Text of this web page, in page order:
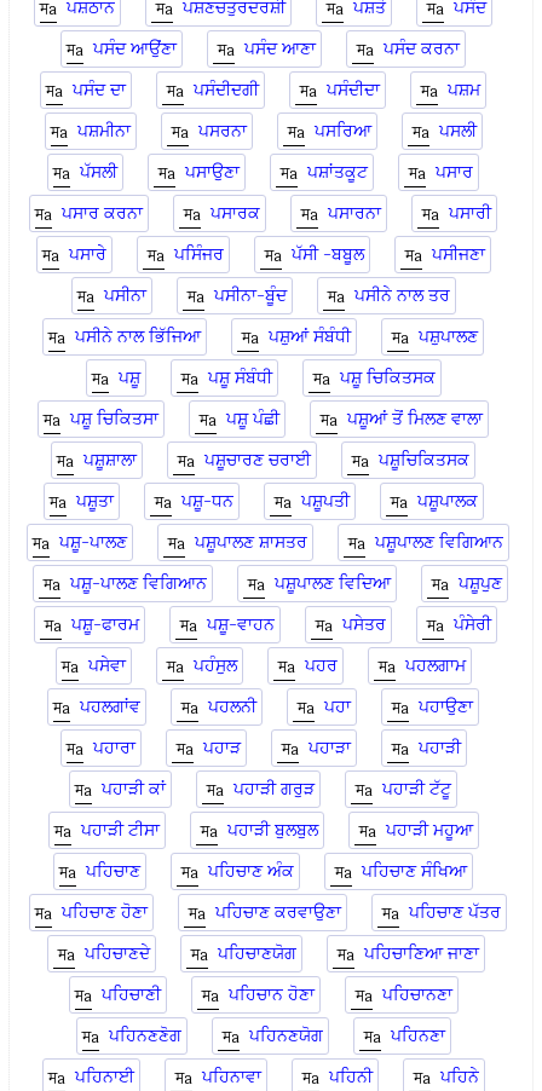
ਪਸ਼ਠਾਨ
ਪਸ਼ਣਚਤੁਰਦਰਸ਼ੀ ਪਸ਼ਤੋ
ਪਸੰਦ
ਪਸੰਦ ਆਉਂਣਾ
ਪਸੰਦ ਆਣਾ
ਪਸੰਦ ਕਰਨਾ
ਪਸੰਦ ਦਾ
ਪਸੰਦੀਦਗੀ ਪਸੰਦੀਦਾ
ਪਸ਼ਮ
ਪਸ਼ਮੀਨਾ
ਪਸਰਨਾ ਪਸਰਿਆ
ਪਸਲੀ
ਪੱਸਲੀ
ਪਸਾਉਣਾ ਪਸ਼ਾਂਤਕੂਟ
ਪਸਾਰ
ਪਸਾਰ ਕਰਨਾ
ਪਸਾਰਕ ਪਸਾਰਨਾ
ਪਸਾਰੀ
ਪਸਾਰੇ
ਪਸਿੰਜਰ ਪੱਸੀ -ਬਬੂਲ
ਪਸੀਜਣਾ
ਪਸੀਨਾ
ਪਸੀਨਾ-ਬੂੰਦ
ਪਸੀਨੇ ਨਾਲ ਤਰ
ਪਸੀਨੇ ਨਾਲ ਭਿੱਜਿਆ
ਪਸ਼ੁਆਂ ਸੰਬੰਧੀ
ਪਸ਼ੁਪਾਲਣ
ਪਸ਼ੂ
ਪਸ਼ੂ ਸੰਬੰਧੀ
ਪਸ਼ੂ ਚਿਕਿਤਸਕ
ਪਸ਼ੂ ਚਿਕਿਤਸਾ
ਪਸ਼ੂ ਪੰਛੀ
ਪਸ਼ੂਆਂ ਤੋਂ ਮਿਲਣ ਵਾਲਾ
ਪਸ਼ੂਸ਼ਾਲਾ
ਪਸ਼ੂਚਾਰਣ ਚਰਾਈ
ਪਸ਼ੂਚਿਕਿਤਸਕ
ਪਸ਼ੂਤਾ
ਪਸ਼ੂ-ਧਨ ਪਸ਼ੂਪਤੀ
ਪਸ਼ੂਪਾਲਕ
ਪਸ਼ੂ-ਪਾਲਣ
ਪਸ਼ੂਪਾਲਣ ਸ਼ਾਸਤਰ
ਪਸ਼ੂਪਾਲਣ ਵਿਗਿਆਨ
ਪਸ਼ੂ-ਪਾਲਣ ਵਿਗਿਆਨ
ਪਸ਼ੂਪਾਲਣ ਵਿਦਿਆ
ਪਸ਼ੂਪੁਣ
ਪਸ਼ੂ-ਫਾਰਮ
ਪਸ਼ੂ-ਵਾਹਨ ਪਸੇਤਰ
ਪੰਸੇਰੀ
ਪਸੇਵਾ
ਪਹੰਸੁਲ ਪਹਰ
ਪਹਲਗਾਮ
ਪਹਲਗਾਂਵ
ਪਹਲਨੀ ਪਹਾ
ਪਹਾਉਣਾ
ਪਹਾਰਾ
ਪਹਾੜ ਪਹਾੜਾ
ਪਹਾੜੀ
ਪਹਾੜੀ ਕਾਂ
ਪਹਾੜੀ ਗਰੁੜ
ਪਹਾੜੀ ਟੱਟੂ
ਪਹਾੜੀ ਟੀਸਾ
ਪਹਾੜੀ ਬੁਲਬੁਲ
ਪਹਾੜੀ ਮਹੂਆ
ਪਹਿਚਾਣ
ਪਹਿਚਾਣ ਅੰਕ
ਪਹਿਚਾਣ ਸੰਖਿਆ
ਪਹਿਚਾਣ ਹੋਣਾ
ਪਹਿਚਾਣ ਕਰਵਾਉਣਾ
ਪਹਿਚਾਣ ਪੱਤਰ
ਪਹਿਚਾਣਦੇ
ਪਹਿਚਾਣਯੋਗ
ਪਹਿਚਾਣਿਆ ਜਾਣਾ
ਪਹਿਚਾਣੀ
ਪਹਿਚਾਨ ਹੋਣਾ
ਪਹਿਚਾਨਣਾ
ਪਹਿਨਣਣੋਗ
ਪਹਿਨਣਯੋਗ
ਪਹਿਨਣਾ
ਪਹਿਨਾਈ
ਪਹਿਨਾਵਾ ਪਹਿਨੀ
ਪਹਿਨੇ